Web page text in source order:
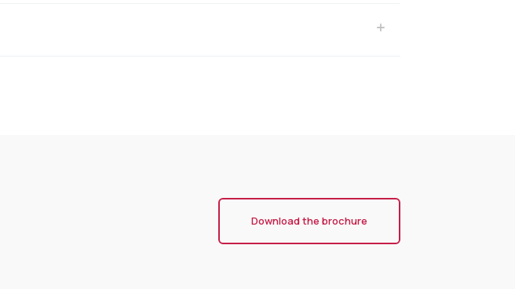
Download the brochure